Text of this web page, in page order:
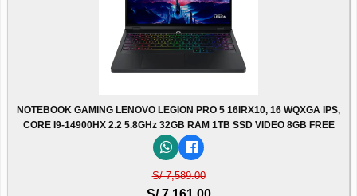
NOTEBOOK GAMING LENOVO LEGION PRO 5 16IRX10, 16 WQXGA IPS,
CORE I9-14900HX 2.2 5.8GHz 32GB RAM 1TB SSD VIDEO 8GB FREE
S/ 7,589.00